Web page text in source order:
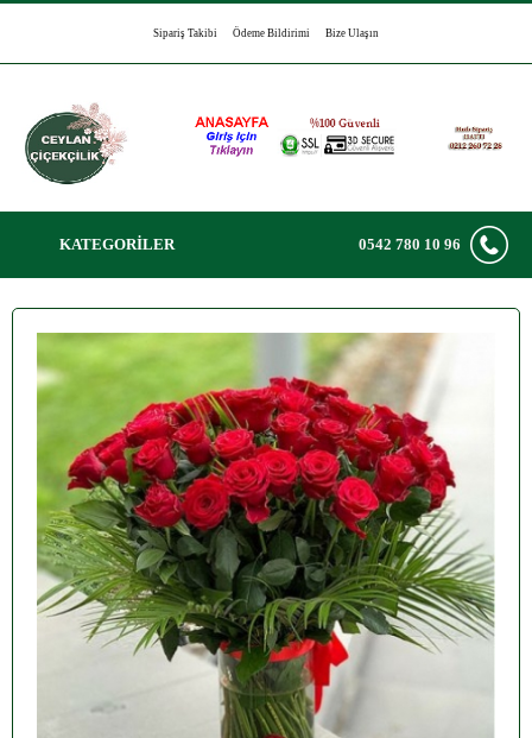
Sipariş Takibi Ödeme Bildirimi Bize Ulaşın
KATEGORİLER 0542 780 10 96